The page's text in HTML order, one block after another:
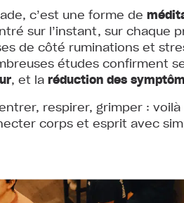
c’est une forme de
sur l’instant, sur chaque
de côté ruminations et
études confirment
, et la réduction des
respirer, grimper :
corps et esprit avec